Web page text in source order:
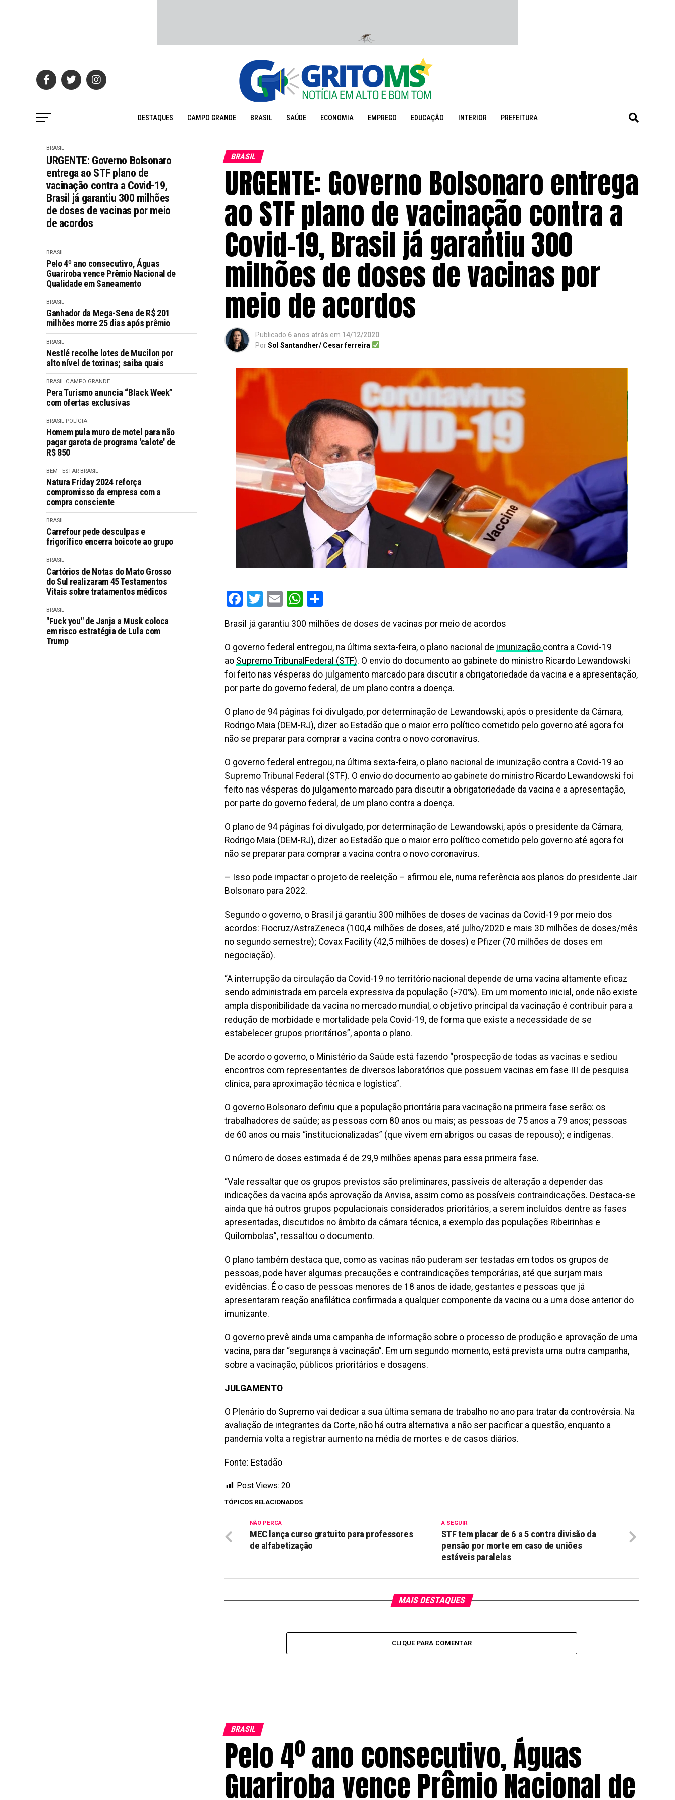
DESTAQUES CAMPO GRANDE BRASIL SAÚDE ECONOMIA EMPREGO EDUCAÇÃO INTERIOR PREFEITURA
BRASIL
URGENTE: Governo Bolsonaro
entrega ao STF plano de
vacinação contra a Covid-19,
Brasil já garantiu 300 milhões
de doses de vacinas por meio
de acordos
BRASIL
Pelo 4º ano consecutivo, Águas
Guariroba vence Prêmio Nacional de
Qualidade em Saneamento
BRASIL
Ganhador da Mega-Sena de R$ 201
milhões morre 25 dias após prêmio
BRASIL
Nestlé recolhe lotes de Mucilon por
alto nível de toxinas; saiba quais
BRASIL CAMPO GRANDE
Pera Turismo anuncia “Black Week”
com ofertas exclusivas
BRASIL POLÍCIA
Homem pula muro de motel para não
pagar garota de programa 'calote' de
R$ 850
BEM - ESTAR BRASIL
Natura Friday 2024 reforça
compromisso da empresa com a
compra consciente
BRASIL
Carrefour pede desculpas e
frigorífico encerra boicote ao grupo
BRASIL
Cartórios de Notas do Mato Grosso
do Sul realizaram 45 Testamentos
Vitais sobre tratamentos médicos
BRASIL
"Fuck you" de Janja a Musk coloca
em risco estratégia de Lula com
Trump
BRASIL
URGENTE: Governo Bolsonaro entrega
ao STF plano de vacinação contra a
Covid-19, Brasil já garantiu 300
milhões de doses de vacinas por
meio de acordos
Publicado 6 anos atrás em 14/12/2020
PorSol Santandher/ Cesar ferreira
Facebook
Twitter
EmailWhatsApp
Brasil já garantiu 300 milhões de doses de vacinas por meio de acordos
O governo federal entregou, na última sexta-feira, o plano nacional de imunização contra a Covid-19
ao Supremo TribunalFederal (STF). O envio do documento ao gabinete do ministro Ricardo Lewandowski
foi feito nas vésperas do julgamento marcado para discutir a obrigatoriedade da vacina e a apresentação,
por parte do governo federal, de um plano contra a doença.
O plano de 94 páginas foi divulgado, por determinação de Lewandowski, após o presidente da Câmara,
Rodrigo Maia (DEM-RJ), dizer ao Estadão que o maior erro político cometido pelo governo até agora foi
não se preparar para comprar a vacina contra o novo coronavírus.
O governo federal entregou, na última sexta-feira, o plano nacional de imunização contra a Covid-19 ao
Supremo Tribunal Federal (STF). O envio do documento ao gabinete do ministro Ricardo Lewandowski foi
feito nas vésperas do julgamento marcado para discutir a obrigatoriedade da vacina e a apresentação,
por parte do governo federal, de um plano contra a doença.
O plano de 94 páginas foi divulgado, por determinação de Lewandowski, após o presidente da Câmara,
Rodrigo Maia (DEM-RJ), dizer ao Estadão que o maior erro político cometido pelo governo até agora foi
não se preparar para comprar a vacina contra o novo coronavírus.
– Isso pode impactar o projeto de reeleição – afirmou ele, numa referência aos planos do presidente Jair
Bolsonaro para 2022.
Segundo o governo, o Brasil já garantiu 300 milhões de doses de vacinas da Covid-19 por meio dos
acordos: Fiocruz/AstraZeneca (100,4 milhões de doses, até julho/2020 e mais 30 milhões de doses/mês
no segundo semestre); Covax Facility (42,5 milhões de doses) e Pfizer (70 milhões de doses em
negociação).
“A interrupção da circulação da Covid-19 no território nacional depende de uma vacina altamente eficaz
sendo administrada em parcela expressiva da população (>70%). Em um momento inicial, onde não existe
ampla disponibilidade da vacina no mercado mundial, o objetivo principal da vacinação é contribuir para a
redução de morbidade e mortalidade pela Covid-19, de forma que existe a necessidade de se
estabelecer grupos prioritários”, aponta o plano.
De acordo o governo, o Ministério da Saúde está fazendo “prospecção de todas as vacinas e sediou
encontros com representantes de diversos laboratórios que possuem vacinas em fase III de pesquisa
clínica, para aproximação técnica e logística”.
O governo Bolsonaro definiu que a população prioritária para vacinação na primeira fase serão: os
trabalhadores de saúde; as pessoas com 80 anos ou mais; as pessoas de 75 anos a 79 anos; pessoas
de 60 anos ou mais “institucionalizadas” (que vivem em abrigos ou casas de repouso); e indígenas.
O número de doses estimada é de 29,9 milhões apenas para essa primeira fase.
“Vale ressaltar que os grupos previstos são preliminares, passíveis de alteração a depender das
indicações da vacina após aprovação da Anvisa, assim como as possíveis contraindicações. Destaca-se
ainda que há outros grupos populacionais considerados prioritários, a serem incluídos dentre as fases
apresentadas, discutidos no âmbito da câmara técnica, a exemplo das populações Ribeirinhas e
Quilombolas”, ressaltou o documento.
O plano também destaca que, como as vacinas não puderam ser testadas em todos os grupos de
pessoas, pode haver algumas precauções e contraindicações temporárias, até que surjam mais
evidências. É o caso de pessoas menores de 18 anos de idade, gestantes e pessoas que já
apresentaram reação anafilática confirmada a qualquer componente da vacina ou a uma dose anterior do
imunizante.
O governo prevê ainda uma campanha de informação sobre o processo de produção e aprovação de uma
vacina, para dar “segurança à vacinação”. Em um segundo momento, está prevista uma outra campanha,
sobre a vacinação, públicos prioritários e dosagens.
JULGAMENTO
O Plenário do Supremo vai dedicar a sua última semana de trabalho no ano para tratar da controvérsia. Na
avaliação de integrantes da Corte, não há outra alternativa a não ser pacificar a questão, enquanto a
pandemia volta a registrar aumento na média de mortes e de casos diários.
Fonte: Estadão
Post Views: 20
TÓPICOS RELACIONADOS
A SEGUIR
STF tem placar de 6 a 5 contra divisão da
pensão por morte em caso de uniões
estáveis paralelas
NÃO PERCA
MEC lança curso gratuito para professores
de alfabetização
MAIS DESTAQUES
CLIQUE PARA COMENTAR
BRASIL
Pelo 4º ano consecutivo, Águas
Guariroba vence Prêmio Nacional de